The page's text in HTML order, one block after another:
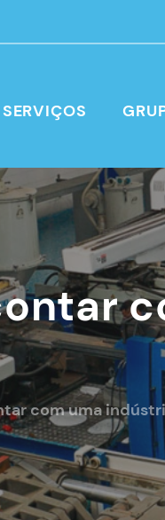
SERVIÇOS
com uma